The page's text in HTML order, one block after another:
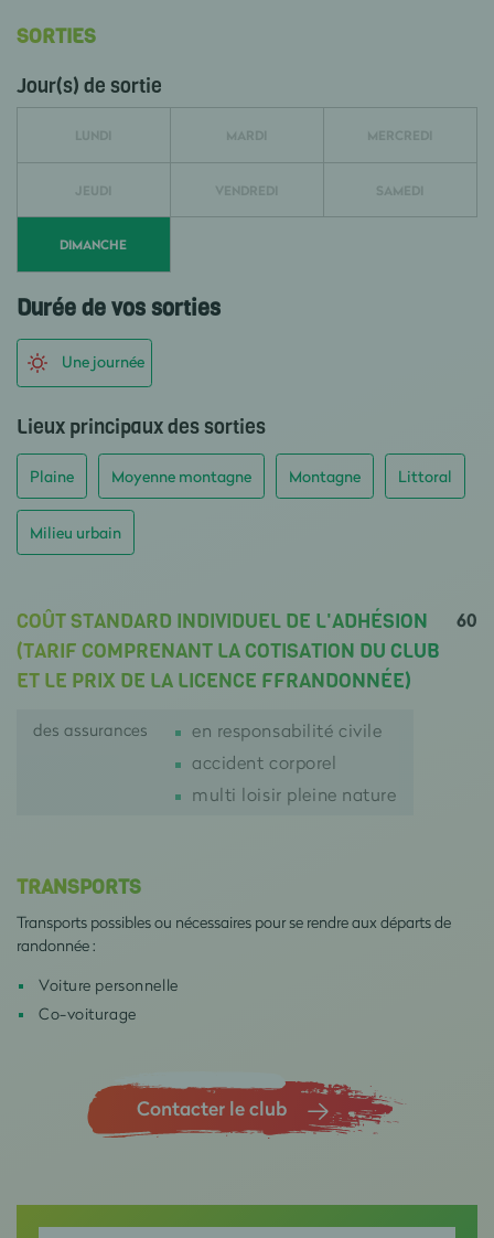
SORTIES
Jour(s) de sortie
LUNDI MARDI MERCREDI
JEUDI VENDREDI SAMEDI
DIMANCHE
Durée de vos sorties
Une journée
Lieux principaux des sorties
Plaine Moyenne montagne Montagne Littoral
Milieu urbain
COÛT STANDARD INDIVIDUEL DE L'ADHÉSION
(TARIF COMPRENANT LA COTISATION DU CLUB
ET LE PRIX DE LA LICENCE FFRANDONNÉE)
60
des assurances
en responsabilité civile
accident corporel
multi loisir pleine nature
TRANSPORTS
Transports possibles ou nécessaires pour se rendre aux départs de
randonnée :
Voiture personnelle
Co-voiturage
Contacter le club